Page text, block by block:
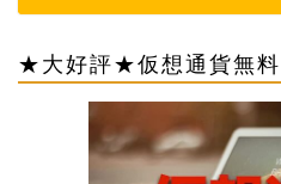
★大好評★仮想通貨無料